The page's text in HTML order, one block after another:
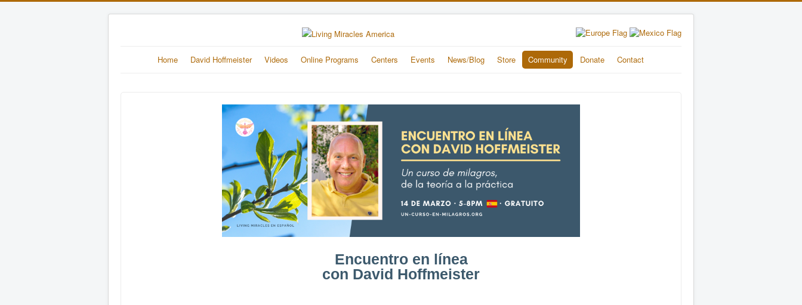
Home David Hoffmeister Videos Online Programs Centers Events News/Blog Store Community Donate Contact
Encuentro en línea
con David Hoffmeister